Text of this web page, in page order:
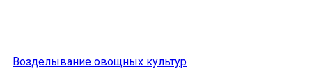
Возделывание овощных культур